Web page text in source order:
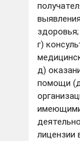
здоровья;
г)
д)
помощи
лицензии